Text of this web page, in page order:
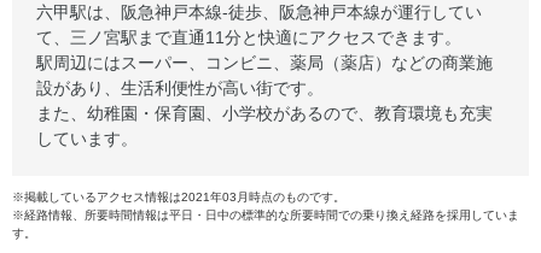
六甲駅は、阪急神戸本線-徒歩、阪急神戸本線が運行してい
て、三ノ宮駅まで直通11分と快適にアクセスできます。
駅周辺にはスーパー、コンビニ、薬局（薬店）などの商業施
設があり、生活利便性が高い街です。
また、幼稚園・保育園、小学校があるので、教育環境も充実
しています。
※掲載しているアクセス情報は2021年03月時点のものです。
※経路情報、所要時間情報は平日・日中の標準的な所要時間での乗り換え経路を採用していま
す。